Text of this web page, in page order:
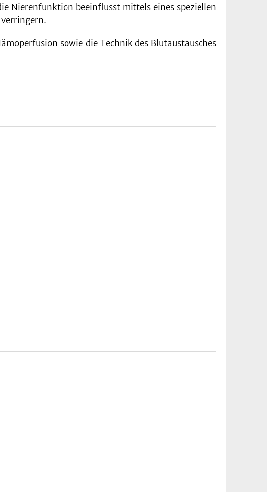
Nierenfunktion beeinflusst mittels eines speziellen
sowie die Technik des Blutaustausches